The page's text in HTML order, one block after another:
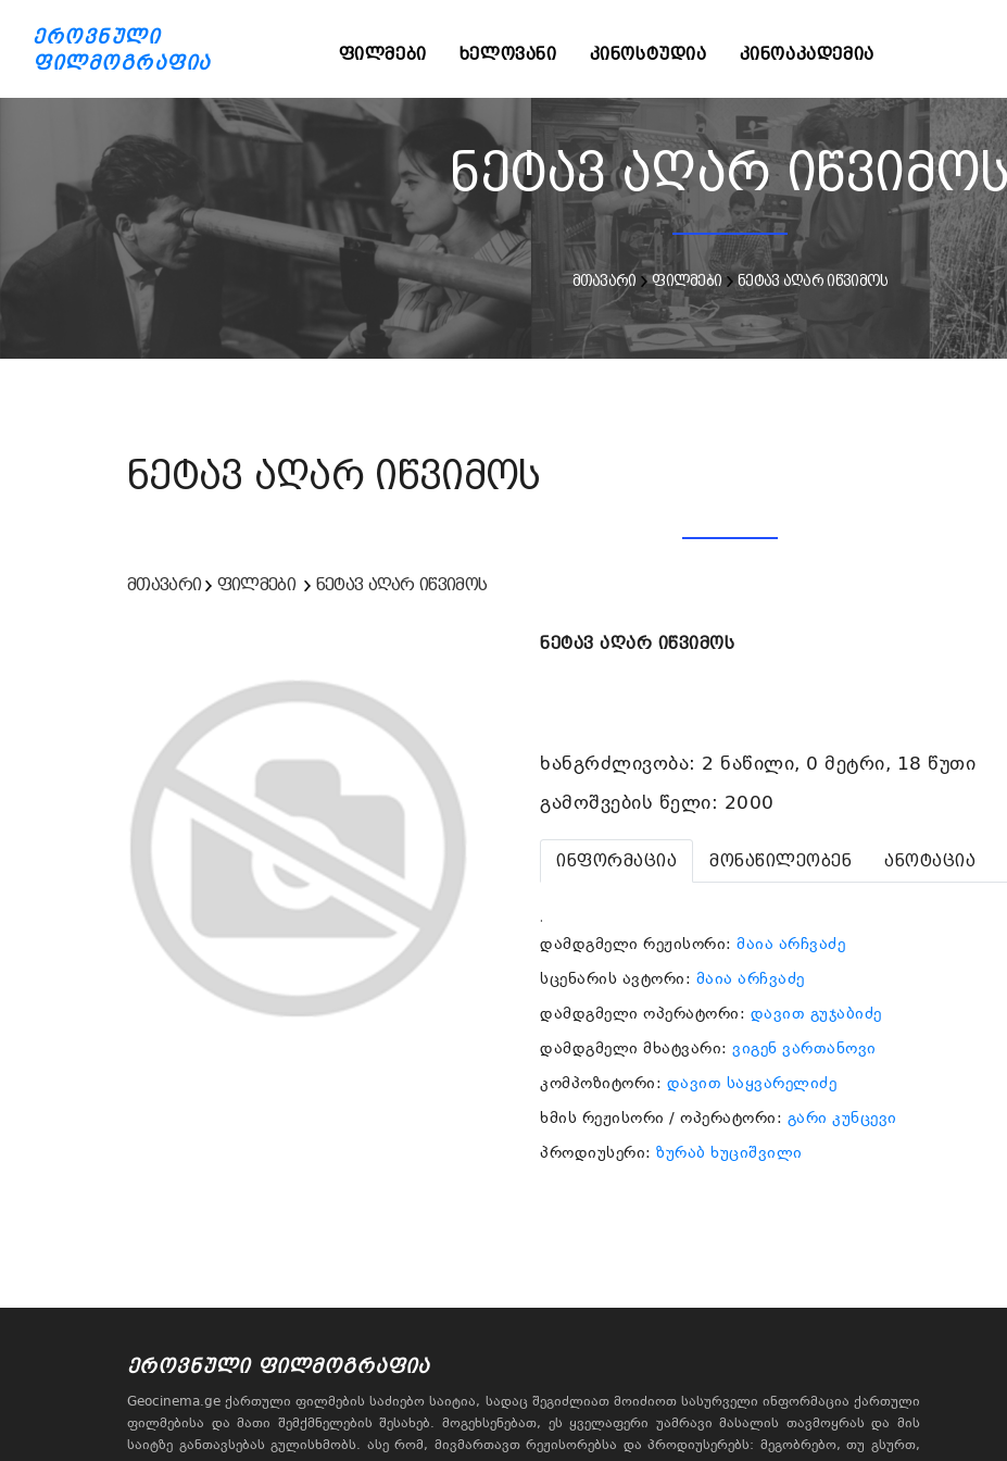
ეროვნული
ფილმოგრაფია
ᲤᲘᲚᲛᲔᲑᲘ ᲮᲔᲚᲝᲕᲐᲜᲘ ᲙᲘᲜᲝᲡᲢᲣᲓᲘᲐ ᲙᲘᲜᲝᲐᲙᲐᲓᲔᲛᲘᲐ
ნეტავ აღარ
მთავარი ფილმები ნეტავ აღარ იწვიმოს
ნეტავ აღარ იწვიმოს
მთავარი ფილმები ნეტავ აღარ იწვიმოს
ნეტავ აღარ იწვიმოს
ხანგრძლივობა: 2 ნაწილი, 0 მეტრი, 18 წუთი
გამოშვების წელი: 2000
ინფორმაცია მონაწილეობენ ანოტაცია
.
დამდგმელი რეჟისორი: მაია არჩვაძე
სცენარის ავტორი: მაია არჩვაძე
დამდგმელი ოპერატორი: დავით გუჯაბიძე
დამდგმელი მხატვარი: ვიგენ ვართანოვი
კომპოზიტორი: დავით საყვარელიძე
ხმის რეჟისორი / ოპერატორი: გარი კუნცევი
პროდიუსერი: ზურაბ ხუციშვილი
ᲔᲠᲝᲕᲜᲣᲚᲘ ᲤᲘᲚᲛᲝᲒᲠᲐᲤᲘᲐ
Geocinema.ge ქართული ფილმების საძიებო საიტია, სადაც შეგიძლიათ მოიძიოთ სასურველი ინფორმაცია ქართული
ფილმებისა და მათი შემქმნელების შესახებ. მოგეხსენებათ, ეს ყველაფერი უამრავი მასალის თავმოყრას და მის
საიტზე განთავსებას გულისხმობს. ასე რომ, მივმართავთ რეჟისორებსა და პროდიუსერებს: მეგობრებო, თუ გსურთ,